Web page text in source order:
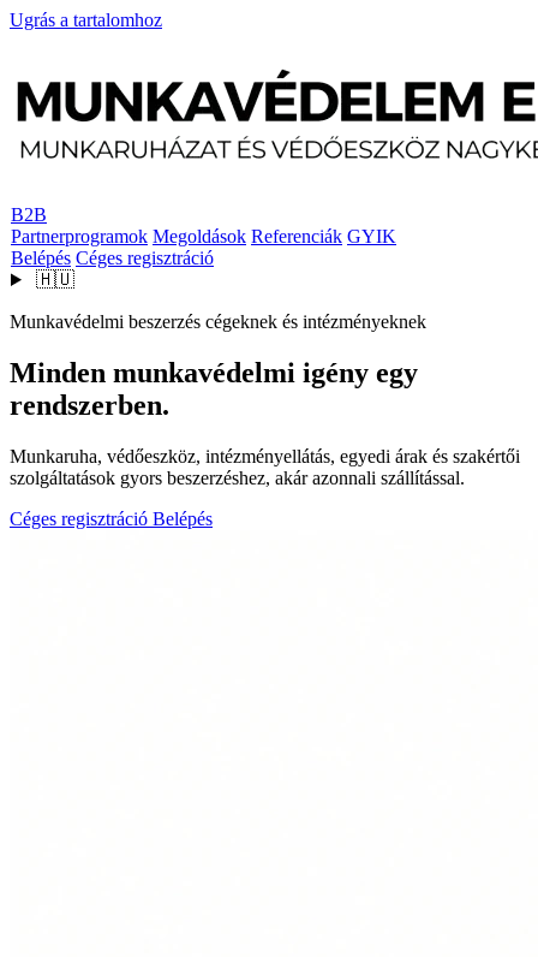
Ugrás a tartalomhoz
B2B
Partnerprogramok Megoldások Referenciák GYIK
Belépés Céges regisztráció
🇭🇺
Munkavédelmi beszerzés cégeknek és intézményeknek
Minden munkavédelmi igény egy
rendszerben.
Munkaruha, védőeszköz, intézményellátás, egyedi árak és szakértői
szolgáltatások gyors beszerzéshez, akár azonnali szállítással.
Céges regisztráció Belépés